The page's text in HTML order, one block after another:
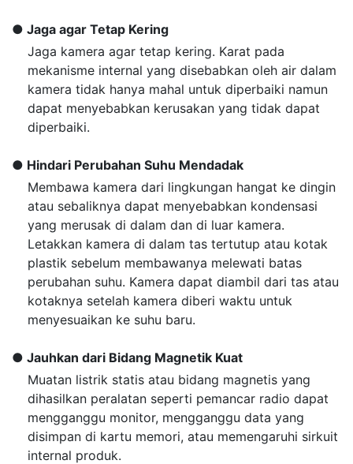
Jaga agar Tetap Kering
Jaga kamera agar tetap kering. Karat pada
mekanisme internal yang disebabkan oleh air dalam
kamera tidak hanya mahal untuk diperbaiki namun
dapat menyebabkan kerusakan yang tidak dapat
diperbaiki.
Hindari Perubahan Suhu Mendadak
Membawa kamera dari lingkungan hangat ke dingin
atau sebaliknya dapat menyebabkan kondensasi
yang merusak di dalam dan di luar kamera.
Letakkan kamera di dalam tas tertutup atau kotak
plastik sebelum membawanya melewati batas
perubahan suhu. Kamera dapat diambil dari tas atau
kotaknya setelah kamera diberi waktu untuk
menyesuaikan ke suhu baru.
Jauhkan dari Bidang Magnetik Kuat
Muatan listrik statis atau bidang magnetis yang
dihasilkan peralatan seperti pemancar radio dapat
mengganggu monitor, mengganggu data yang
disimpan di kartu memori, atau memengaruhi sirkuit
internal produk.